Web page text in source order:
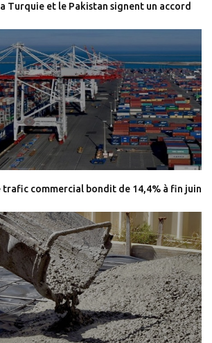
Turquie et le Pakistan signent un accord
trafic commercial bondit de 14,4% à fin juin